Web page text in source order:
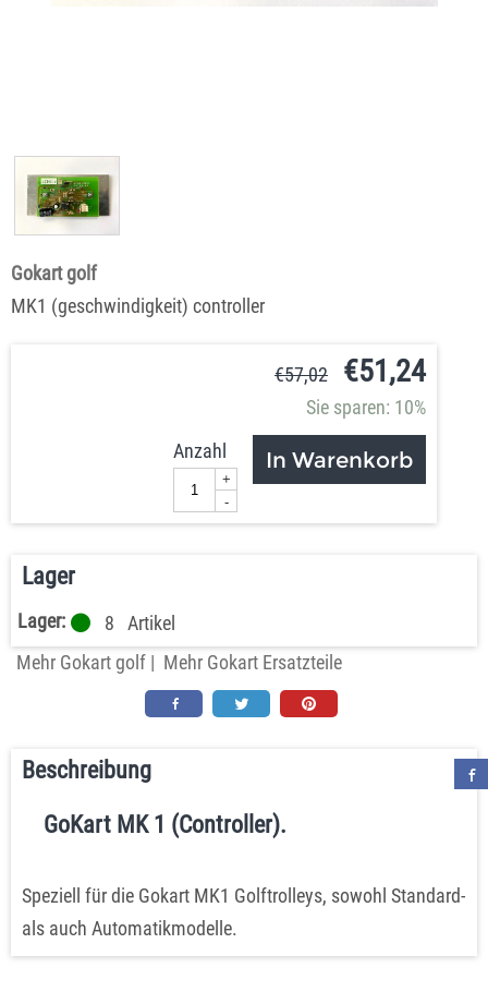
Gokart golf
MK1 (geschwindigkeit) controller
€57,02 €51,24
Sie sparen: 10%
Anzahl
+
-
In Warenkorb
Lager
Lager: 8
Artikel
Mehr Gokart golf | Mehr Gokart Ersatzteile
Beschreibung
GoKart MK 1 (Controller).
Speziell für die Gokart MK1 Golftrolleys, sowohl Standard-
als auch Automatikmodelle.